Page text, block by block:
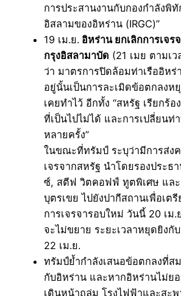
การประสานงานกับกองกำลังพิ
อิสลามของอิหร่าน (IRGC)”
19 เม.ย. อิหร่าน ยกเลิกการเจ
กรุงอิสลามาบัด (21 เมย ตามเ
ว่า มาตรการปิดล้อมท่าเรืออิหร่
อยู่นั้นเป็นการละเมิดข้อตกลงห
เคยทำไว้ อีกทั้ง “สหรัฐ เรียกร้อ
ที่เป็นไปไม่ได้ และการเปลี่ยนท่
หลายครั้ง”
ในขณะที่ทรัมป์ ระบุว่ามีการส่ง
เจรจากสหรัฐ นำโดยรองประธ
ซ์, สตีฟ วิตคอฟฟ์ ทูตพิเศษ และ
บุตรเขย ไปยังปากีสถานเพื่อเต
การเจรจารอบใหม่ วันนี้ 20 เม
จะไม่ขยาย ระยะเวลาหยุดยิงกั
22 เม.ย.
ทรัมป์ย้ำกำลังเสนอข้อตกลงที่ส
กับอิหร่าน และหากอิหร่านไม่ย
เดินหน้าถล่ม โรงไฟฟ้าและสะ